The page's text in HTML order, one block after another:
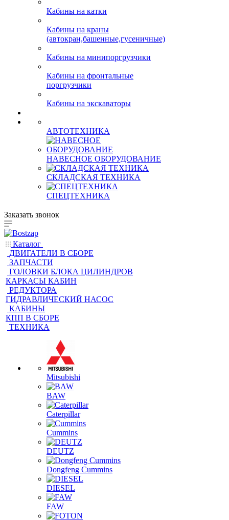
(автокран,башенные,гусеничные)
Кабины на минипоргрузчики
Кабины на фронтальные
Кабины на экскаваторы
АВТОТЕХНИКА
НАВЕСНОЕ ОБОРУДОВАНИЕ
СКЛАДСКАЯ ТЕХНИКА
СПЕЦТЕХНИКА
Заказать звонок
Каталог
ДВИГАТЕЛИ В СБОРЕ
ЗАПЧАСТИ
ГОЛОВКИ БЛОКА ЦИЛИНДРОВ
КАРКАСЫ КАБИН
РЕДУКТОРА
ГИДРАВЛИЧЕСКИЙ НАСОС
КАБИНЫ
Mitsubishi
BAW
Caterpillar
Cummins
DEUTZ
Dongfeng Cummins
DIESEL